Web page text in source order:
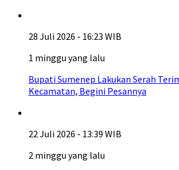
28 Juli 2026 - 16:23 WIB
1 minggu yang lalu
Bupati Sumenep Lakukan Serah
Kecamatan, Begini Pesannya
22 Juli 2026 - 13:39 WIB
2 minggu yang lalu